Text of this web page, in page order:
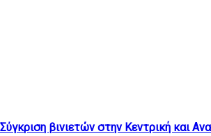
Σύγκριση βινιετών στην Κεντρική και